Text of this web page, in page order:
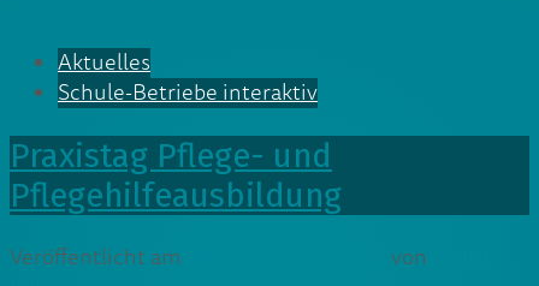
Aktuelles
Schule-Betriebe interaktiv
Praxistag Pflege- und
Pflegehilfeausbildung
Veröffentlicht am von